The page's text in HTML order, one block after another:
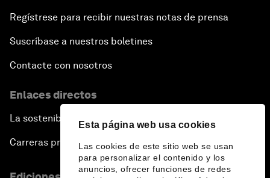
Esta página web usa cookies
Las cookies de este sitio web se usan
para personalizar el contenido y los
anuncios, ofrecer funciones de redes
Regístrese para recibir nuestras notas de prensa
Suscríbase a nuestros boletines
Contacte con nosotros
Enlaces directos
La sostenibilidad en el Foro
Carreras profesionales